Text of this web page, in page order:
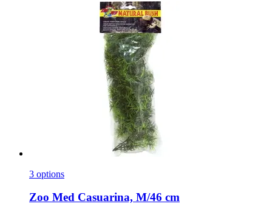
3 options
Zoo Med Casuarina, M/46 cm